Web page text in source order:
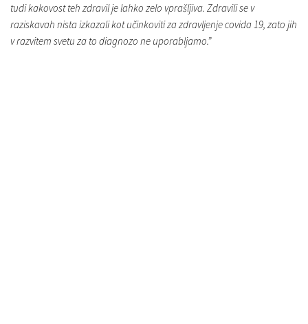
tudi kakovost teh zdravil je lahko zelo vprašljiva. Zdravili se v
raziskavah nista izkazali kot učinkoviti za zdravljenje covida 19, zato jih
v razvitem svetu za to diagnozo ne uporabljamo.”